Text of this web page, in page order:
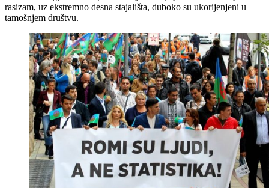
rasizam, uz ekstremno desna stajališta, duboko su ukorijenjeni u
tamošnjem društvu.